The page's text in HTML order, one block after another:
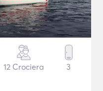
12 Crociera 3